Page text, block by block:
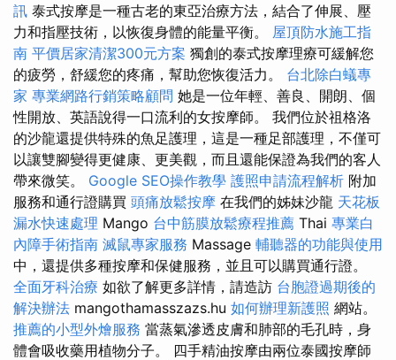
訊 泰式按摩是一種古老的東亞治療方法，結合了伸展、壓
力和指壓技術，以恢復身體的能量平衡。 屋頂防水施工指
南 平價居家清潔300元方案 獨創的泰式按摩理療可緩解您
的疲勞，舒緩您的疼痛，幫助您恢復活力。 台北除白蟻專
家 專業網路行銷策略顧問 她是一位年輕、善良、開朗、個
性開放、英語說得一口流利的女按摩師。 我們位於祖格洛
的沙龍還提供特殊的魚足護理，這是一種足部護理，不僅可
以讓雙腳變得更健康、更美觀，而且還能保證為我們的客人
帶來微笑。 Google SEO操作教學 護照申請流程解析 附加
服務和通行證購買 頭痛放鬆按摩 在我們的姊妹沙龍 天花板
漏水快速處理 Mango 台中筋膜放鬆療程推薦 Thai 專業白
內障手術指南 滅鼠專家服務 Massage 輔聽器的功能與使用
中，還提供多種按摩和保健服務，並且可以購買通行證。
全面牙科治療 如欲了解更多詳情，請造訪 台胞證過期後的
解決辦法 mangothamasszazs.hu 如何辦理新護照 網站。
推薦的小型外燴服務 當蒸氣滲透皮膚和肺部的毛孔時，身
體會吸收藥用植物分子。 四手精油按摩由兩位泰國按摩師